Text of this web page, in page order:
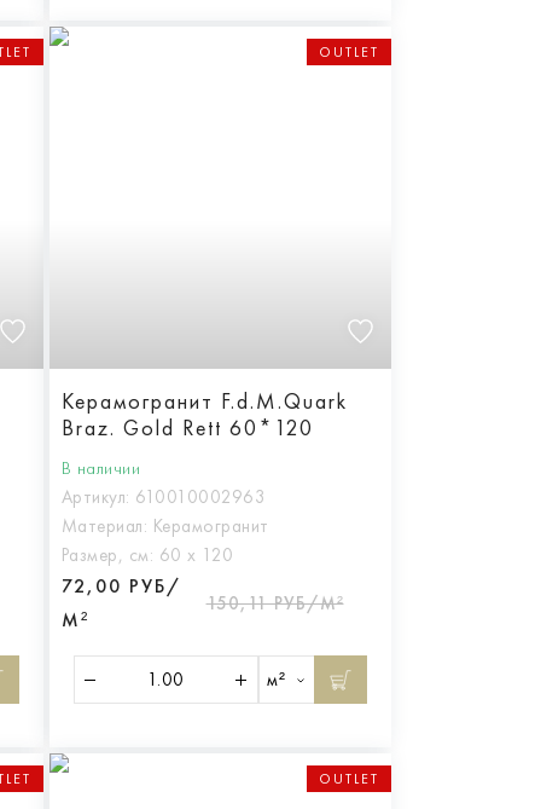
OUTLET
Керамогранит F.d.M.Quark
Braz. Gold Rett 60*120
В наличии
Артикул: 610010002963
Материал: Керамогранит
Размер, см: 60 х 120
72,00 РУБ/
М²
150,11 РУБ/М²
м²
OUTLET